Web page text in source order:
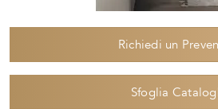
Richiedi un
Sfoglia